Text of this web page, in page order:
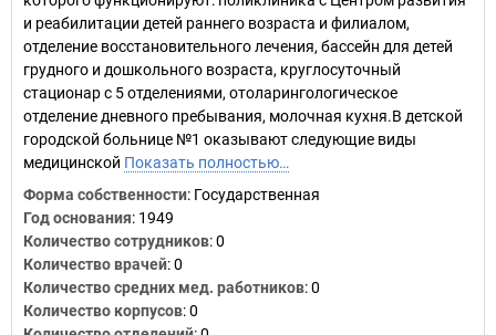
и реабилитации детей раннего возраста и филиалом,
отделение восстановительного лечения, бассейн для детей
грудного и дошкольного возраста, круглосуточный
стационар с 5 отделениями, отоларингологическое
отделение дневного пребывания, молочная кухня.В детской
городской больнице №1 оказывают следующие виды
медицинской Показать полностью…
Форма собственности: Государственная
Год основания: 1949
Количество сотрудников:0
Количество врачей: 0
Количество средних мед. работников: 0
Количество корпусов: 0